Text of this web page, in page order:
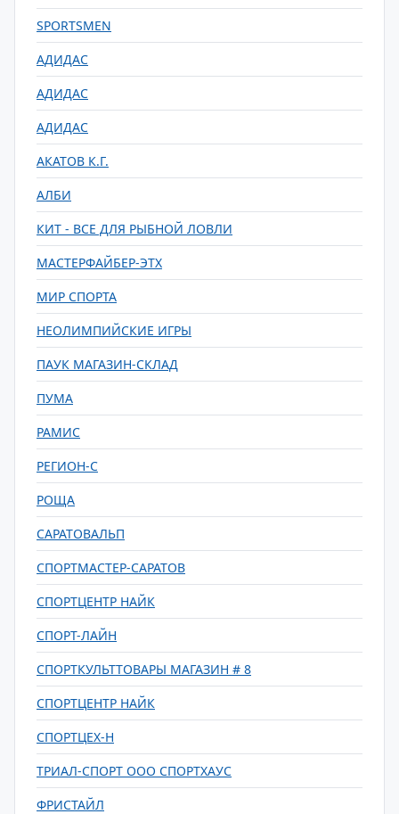
SPORTSMEN
АДИДАС
АДИДАС
АДИДАС
АКАТОВ К.Г.
АЛБИ
КИТ - ВСЕ ДЛЯ РЫБНОЙ ЛОВЛИ
МАСТЕРФАЙБЕР-ЭТХ
МИР СПОРТА
НЕОЛИМПИЙСКИЕ ИГРЫ
ПАУК МАГАЗИН-СКЛАД
ПУМА
РАМИС
РЕГИОН-С
РОЩА
САРАТОВАЛЬП
СПОРТМАСТЕР-САРАТОВ
СПОРТЦЕНТР НАЙК
СПОРТ-ЛАЙН
СПОРТКУЛЬТТОВАРЫ МАГАЗИН # 8
СПОРТЦЕНТР НАЙК
СПОРТЦЕХ-Н
ТРИАЛ-СПОРТ ООО СПОРТХАУС
ФРИСТАЙЛ